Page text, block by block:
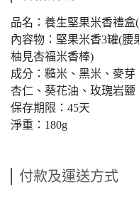
品名：養生堅果米香禮盒
內容物：堅果米香3罐(腰
柚見杏福米香棒)
成分：糙米、黑米、麥芽
杏仁、葵花油、玫瑰岩鹽
保存期限：45天
淨重：180g
付款及運送方式